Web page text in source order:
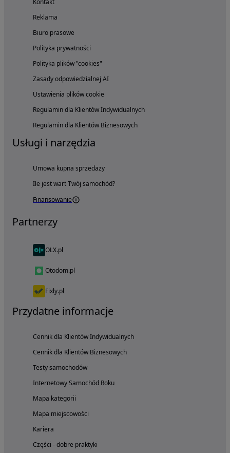
Kontakt
Reklama
Biuro prasowe
Polityka prywatności
Polityka plików "cookies"
Zasady odpowiedzialnej AI
Ustawienia plików cookie
Regulamin dla Klientów Indywidualnych
Regulamin dla Klientów Biznesowych
Usługi i narzędzia
Umowa kupna sprzedaży
Ile jest wart Twój samochód?
Finansowanie
Partnerzy
OLX.pl
Otodom.pl
Fixly.pl
Przydatne informacje
Cennik dla Klientów Indywidualnych
Cennik dla Klientów Biznesowych
Testy samochodów
Internetowy Samochód Roku
Mapa kategorii
Mapa miejscowości
Kariera
Części - dobre praktyki